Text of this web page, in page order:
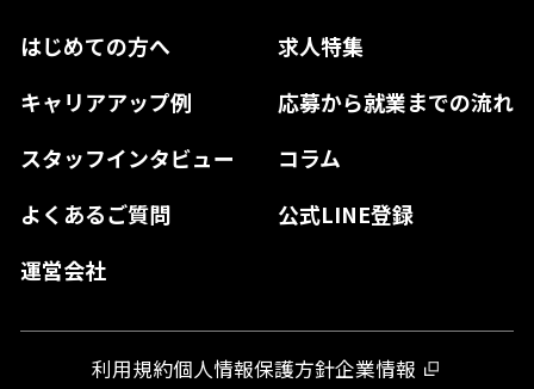
はじめての方へ
求人特集
キャリアアップ例
応募から就業までの流れ
スタッフインタビュー
コラム
よくあるご質問
公式LINE登録
運営会社
奈良県
和歌山県
島根県
山口県
徳島県
熊本県
宮崎県
利用規約個人情報保護方針企業情報